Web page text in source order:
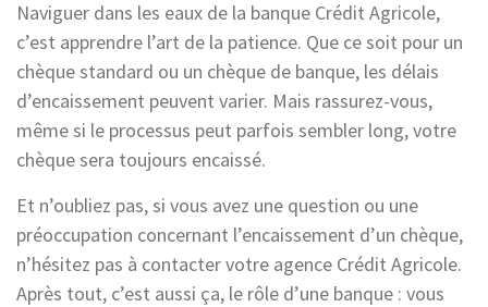
Naviguer dans les eaux de la banque Crédit Agricole,
c’est apprendre l’art de la patience. Que ce soit pour un
chèque standard ou un chèque de banque, les délais
d’encaissement peuvent varier. Mais rassurez-vous,
même si le processus peut parfois sembler long, votre
chèque sera toujours encaissé.
Et n’oubliez pas, si vous avez une question ou une
préoccupation concernant l’encaissement d’un chèque,
n’hésitez pas à contacter votre agence Crédit Agricole.
Après tout, c’est aussi ça, le rôle d’une banque : vous